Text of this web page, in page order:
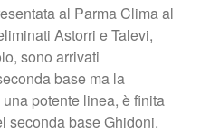
al Parma Clima al
Astorri e Talevi,
sono arrivati
base ma la
potente linea, è finita
seconda base Ghidoni.